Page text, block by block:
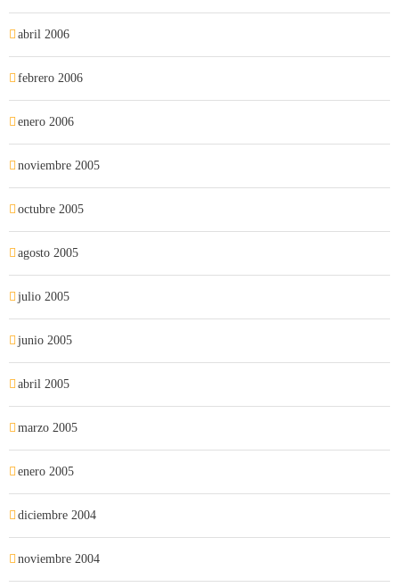
abril 2006
febrero 2006
enero 2006
noviembre 2005
octubre 2005
agosto 2005
julio 2005
junio 2005
abril 2005
marzo 2005
enero 2005
diciembre 2004
noviembre 2004